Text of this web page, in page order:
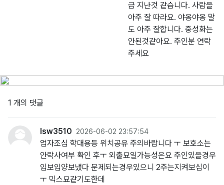
금 지난것 같습니다. 사람을
아주 잘 따라요. 야옹야옹 말
도 아주 잘합니다. 중성화는
안된것같아요. 주인분 연락
주세요
1 개의 댓글
lsw3510 2026-06-02 23:57:54
업자조심 학대용등 위치공유 주의바랍니다 ㅜ 보호소는
안락사여부 확인 후ㅜ 외출묘일가능성은요 주인있을경우
임보입양보냈다 문제되는경우있으니 2주는지켜보심이
ㅜ 믹스묘같기도한데